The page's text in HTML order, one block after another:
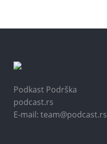
Podkast Podrška
podcast.rs
E-mail: team@podcast.rs